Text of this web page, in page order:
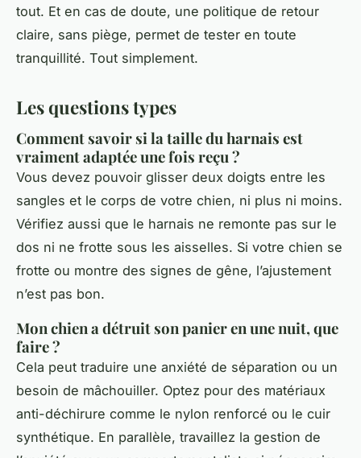
tout. Et en cas de doute, une politique de retour
claire, sans piège, permet de tester en toute
tranquillité. Tout simplement.
Les questions types
Comment savoir si la taille du harnais est
vraiment adaptée une fois reçu ?
Vous devez pouvoir glisser deux doigts entre les
sangles et le corps de votre chien, ni plus ni moins.
Vérifiez aussi que le harnais ne remonte pas sur le
dos ni ne frotte sous les aisselles. Si votre chien se
frotte ou montre des signes de gêne, l’ajustement
n’est pas bon.
Mon chien a détruit son panier en une nuit, que
faire ?
Cela peut traduire une anxiété de séparation ou un
besoin de mâchouiller. Optez pour des matériaux
anti-déchirure comme le nylon renforcé ou le cuir
synthétique. En parallèle, travaillez la gestion de